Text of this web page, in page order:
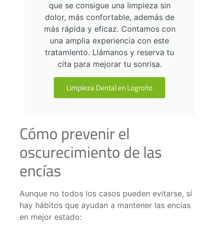
que se consigue una limpieza sin
dolor, más confortable, además de
más rápida y eficaz. Contamos con
una amplia experiencia con este
tratamiento. Llámanos y reserva tu
cita para mejorar tu sonrisa.
Limpieza Dental en Logroño
Cómo prevenir el
oscurecimiento de las
encías
Aunque no todos los casos pueden evitarse, sí
hay hábitos que ayudan a mantener las encías
en mejor estado: